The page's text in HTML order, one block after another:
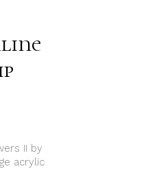
II by
acrylic